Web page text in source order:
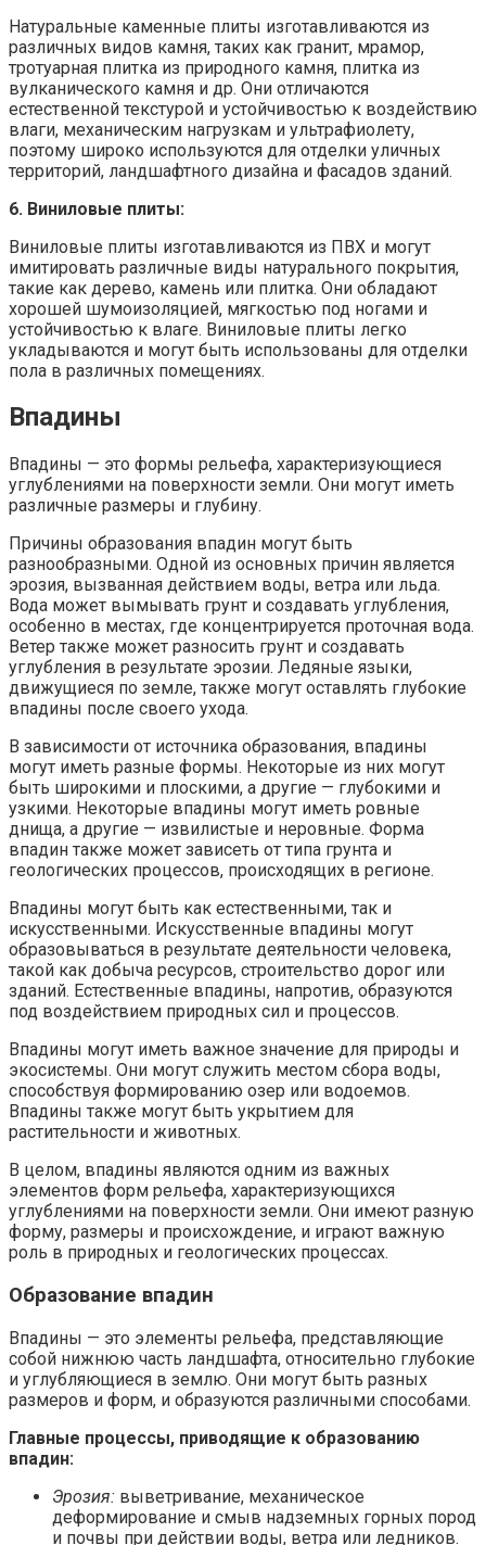
Натуральные каменные плиты изготавливаются из
различных видов камня, таких как гранит, мрамор,
тротуарная плитка из природного камня, плитка из
вулканического камня и др. Они отличаются
естественной текстурой и устойчивостью к воздействию
влаги, механическим нагрузкам и ультрафиолету,
поэтому широко используются для отделки уличных
территорий, ландшафтного дизайна и фасадов зданий.
6. Виниловые плиты:
Виниловые плиты изготавливаются из ПВХ и могут
имитировать различные виды натурального покрытия,
такие как дерево, камень или плитка. Они обладают
хорошей шумоизоляцией, мягкостью под ногами и
устойчивостью к влаге. Виниловые плиты легко
укладываются и могут быть использованы для отделки
пола в различных помещениях.
Впадины
Впадины — это формы рельефа, характеризующиеся
углублениями на поверхности земли. Они могут иметь
различные размеры и глубину.
Причины образования впадин могут быть
разнообразными. Одной из основных причин является
эрозия, вызванная действием воды, ветра или льда.
Вода может вымывать грунт и создавать углубления,
особенно в местах, где концентрируется проточная вода.
Ветер также может разносить грунт и создавать
углубления в результате эрозии. Ледяные языки,
движущиеся по земле, также могут оставлять глубокие
впадины после своего ухода.
В зависимости от источника образования, впадины
могут иметь разные формы. Некоторые из них могут
быть широкими и плоскими, а другие — глубокими и
узкими. Некоторые впадины могут иметь ровные
днища, а другие — извилистые и неровные. Форма
впадин также может зависеть от типа грунта и
геологических процессов, происходящих в регионе.
Впадины могут быть как естественными, так и
искусственными. Искусственные впадины могут
образовываться в результате деятельности человека,
такой как добыча ресурсов, строительство дорог или
зданий. Естественные впадины, напротив, образуются
под воздействием природных сил и процессов.
Впадины могут иметь важное значение для природы и
экосистемы. Они могут служить местом сбора воды,
способствуя формированию озер или водоемов.
Впадины также могут быть укрытием для
растительности и животных.
В целом, впадины являются одним из важных
элементов форм рельефа, характеризующихся
углублениями на поверхности земли. Они имеют разную
форму, размеры и происхождение, и играют важную
роль в природных и геологических процессах.
Образование впадин
Впадины — это элементы рельефа, представляющие
собой нижнюю часть ландшафта, относительно глубокие
и углубляющиеся в землю. Они могут быть разных
размеров и форм, и образуются различными способами.
Главные процессы, приводящие к образованию
впадин:
Эрозия: выветривание, механическое
деформирование и смыв надземных горных пород
и почвы при действии воды, ветра или ледников.